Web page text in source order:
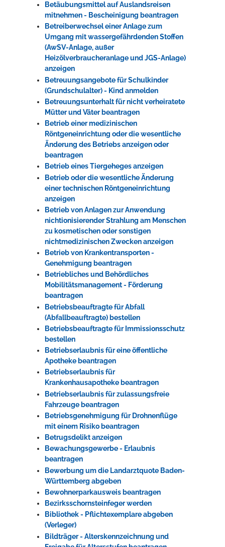
Betäubungsmittel auf Auslandsreisen
mitnehmen - Bescheinigung beantragen
Betreiberwechsel einer Anlage zum
Umgang mit wassergefährdenden Stoffen
(AwSV-Anlage, außer
Heizölverbraucheranlage und JGS-Anlage)
anzeigen
Betreuungsangebote für Schulkinder
(Grundschulalter) - Kind anmelden
Betreuungsunterhalt für nicht verheiratete
Mütter und Väter beantragen
Betrieb einer medizinischen
Röntgeneinrichtung oder die wesentliche
Änderung des Betriebs anzeigen oder
beantragen
Betrieb eines Tiergeheges anzeigen
Betrieb oder die wesentliche Änderung
einer technischen Röntgeneinrichtung
anzeigen
Betrieb von Anlagen zur Anwendung
nichtionisierender Strahlung am Menschen
zu kosmetischen oder sonstigen
nichtmedizinischen Zwecken anzeigen
Betrieb von Krankentransporten -
Genehmigung beantragen
Betriebliches und Behördliches
Mobilitätsmanagement - Förderung
beantragen
Betriebsbeauftragte für Abfall
(Abfallbeauftragte) bestellen
Betriebsbeauftragte für Immissionsschutz
bestellen
Betriebserlaubnis für eine öffentliche
Apotheke beantragen
Betriebserlaubnis für
Krankenhausapotheke beantragen
Betriebserlaubnis für zulassungsfreie
Fahrzeuge beantragen
Betriebsgenehmigung für Drohnenflüge
mit einem Risiko beantragen
Betrugsdelikt anzeigen
Bewachungsgewerbe - Erlaubnis
beantragen
Bewerbung um die Landarztquote Baden-
Württemberg abgeben
Bewohnerparkausweis beantragen
Bezirksschornsteinfeger werden
Bibliothek - Pflichtexemplare abgeben
(Verleger)
Bildträger - Alterskennzeichnung und